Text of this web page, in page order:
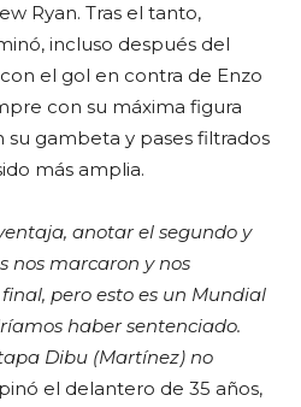
Ryan. Tras el tanto,
incluso después del
el gol en contra de Enzo
con su máxima figura
gambeta y pases filtrados
más amplia.
anotar el segundo y
nos marcaron y nos
pero esto es un Mundial
haber sentenciado.
Dibu (Martínez) no
el delantero de 35 años,